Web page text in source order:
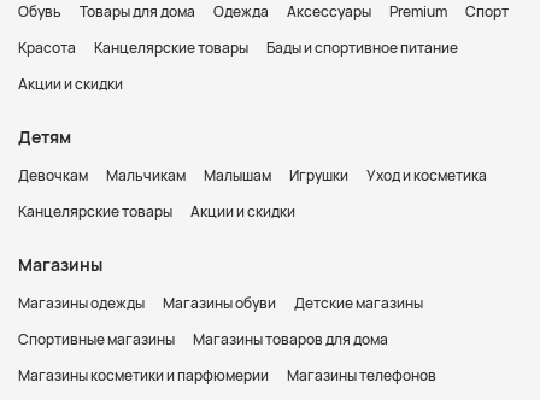
Обувь Товары для дома Одежда Аксессуары Premium
Спорт
Красота
Канцелярские товары
Бады и спортивное питание
Акции и скидки
Детям
Девочкам Мальчикам Малышам Игрушки
Уход и косметика
Канцелярские товары
Акции и скидки
Магазины
Магазины одежды Магазины обуви
Детские магазины
Спортивные магазины
Магазины товаров для дома
Магазины косметики и парфюмерии
Магазины телефонов